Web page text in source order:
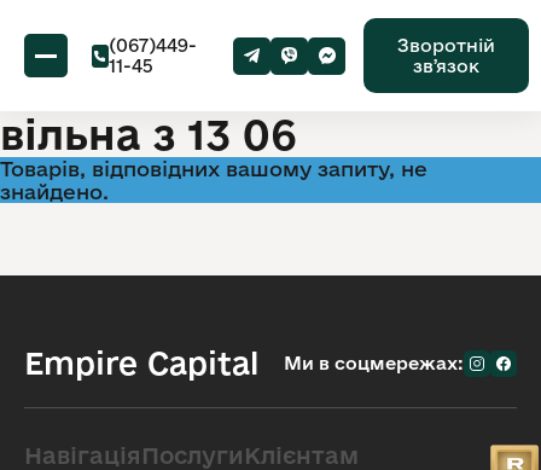
(067)449-
11-45
Зворотній
звʼязок
вільна з 13 06
Товарів, відповідних вашому запиту, не
знайдено.
Empire Capital Ми в соцмережах:
НавігаціяПослугиКлієнтам